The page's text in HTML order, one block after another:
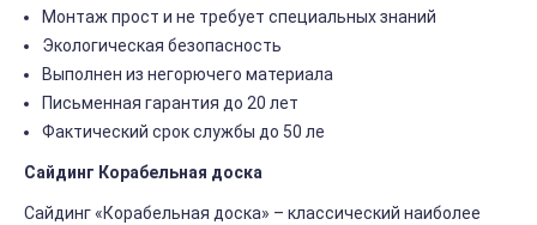
Монтаж прост и не требует специальных знаний
Экологическая безопасность
Выполнен из негорючего материала
Письменная гарантия до 20 лет
Фактический срок службы до 50 ле
Сайдинг Корабельная доска
Сайдинг «Корабельная доска» – классический наиболее